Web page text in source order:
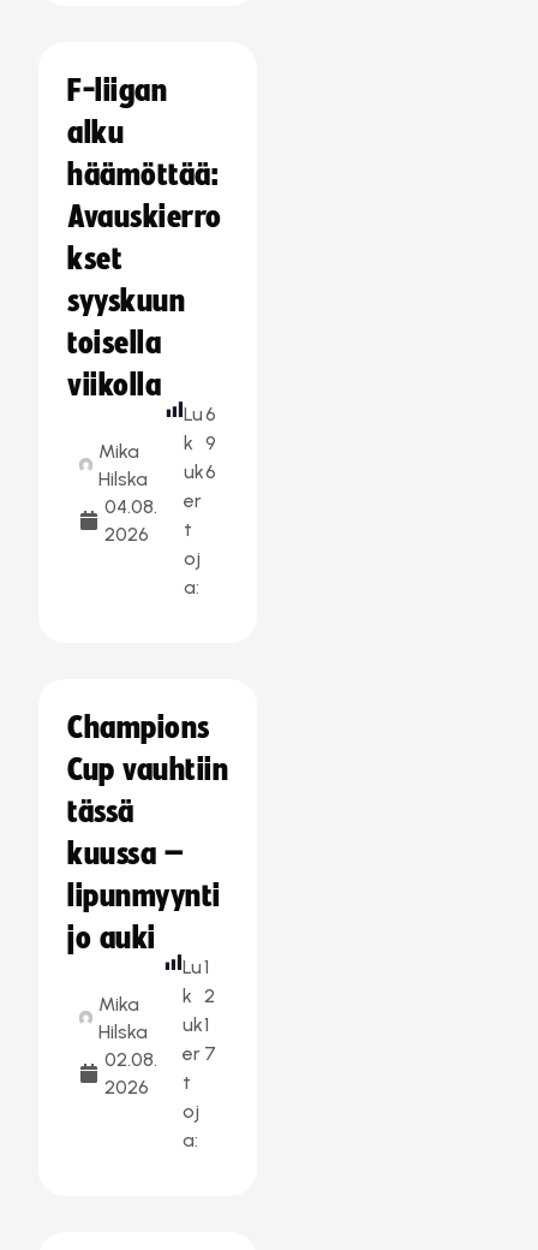
F-liigan
alku
häämöttää:
Avauskierro
kset
syyskuun
toisella
viikolla
Mika
Hilska
04.08.
2026
Lu
k
uk
er
t
oj
a:
6
9
6
Champions
Cup vauhtiin
tässä
kuussa –
lipunmyynti
jo auki
Mika
Hilska
02.08.
2026
Lu
k
uk
er
t
oj
a:
1
2
1
7